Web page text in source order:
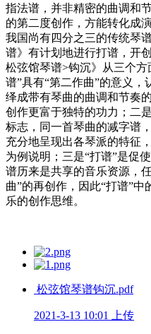
指法谱，并非精密的曲调和
的第二度创作，方能转化成
我国尚有四分之三的传统琴
谱》有计划地进行打谱，开
松弦馆琴谱>钩沉》从三个
谱”具有“第二作曲”的意义
绎成带有琴曲的曲调和节奏
创作更富于独特的功力；二
标志，同一首琴曲的减字谱
充分地呈现出各琴派的特征
为例说明；三是“打谱”是促
谱历来是共享的音乐资源，
曲”的再创作，因此“打谱”
乐的创作思维。
松弦馆琴谱钩沉.pdf
2021-3-13 10:01 上传